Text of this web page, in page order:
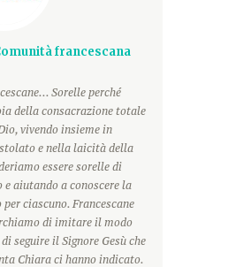
francescana
Sorelle perché
della consacrazione totale
vivendo insieme in
e nella laicità della
essere sorelle di
aiutando a conoscere la
ciascuno. Francescane
di imitare il modo
seguire il Signore Gesù che
Chiara ci hanno indicato.